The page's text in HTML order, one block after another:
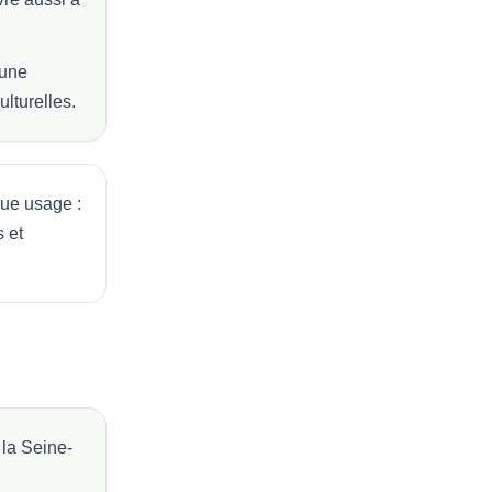
usage :
et
Seine-